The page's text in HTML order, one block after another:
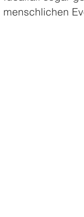
menschlichen